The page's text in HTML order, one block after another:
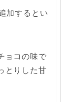
加するとい
ョコの味で
とりした甘